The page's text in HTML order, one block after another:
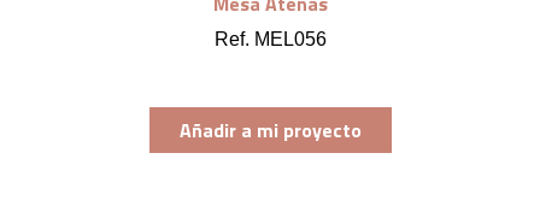
Ref. MEL056
Añadir a mi proyecto